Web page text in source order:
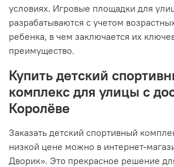
условиях. Игровые площадки для
разрабатываются с учетом
ребенка, в чем заключается их
преимущество.
Купить детский
комплекс для улицы с
Королёве
Заказать детский спортивный
низкой цене можно в интернет-
Дворик». Это прекрасное решение